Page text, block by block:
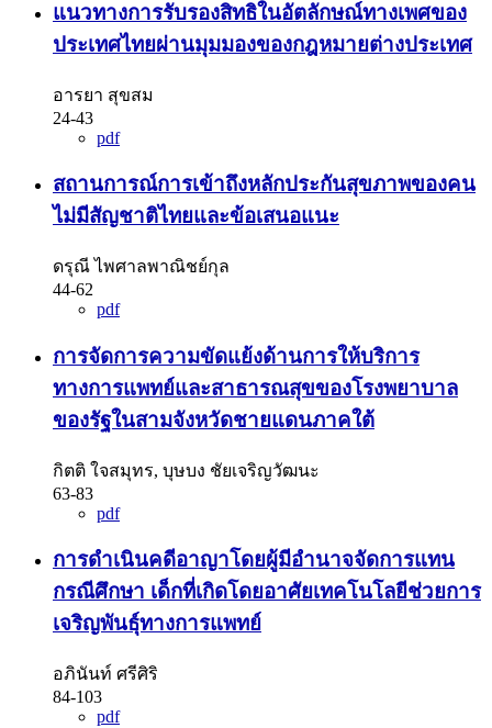
แนวทางการรับรองสิทธิในอัตลักษณ์ทางเพศของ
ประเทศไทยผ่านมุมมองของกฎหมายต่างประเทศ
อารยา สุขสม
24-43
pdf
สถานการณ์การเข้าถึงหลักประกันสุขภาพของคน
ไม่มีสัญชาติไทยและข้อเสนอแนะ
ดรุณี ไพศาลพาณิชย์กุล
44-62
pdf
การจัดการความขัดแย้งด้านการให้บริการ
ทางการแพทย์และสาธารณสุขของโรงพยาบาล
ของรัฐในสามจังหวัดชายแดนภาคใต้
กิตติ ใจสมุทร, บุษบง ชัยเจริญวัฒนะ
63-83
pdf
การดำเนินคดีอาญาโดยผู้มีอำนาจจัดการแทน
กรณีศึกษา เด็กที่เกิดโดยอาศัยเทคโนโลยีช่วยการ
เจริญพันธุ์ทางการแพทย์
อภินันท์ ศรีศิริ
84-103
pdf